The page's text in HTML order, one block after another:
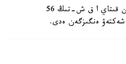
ەسكە سالايىق، بۇعان دەيىن قىتاي ا ق ش-تىڭ 56
شەكتەۋ ەنگىزگەن ەدى.